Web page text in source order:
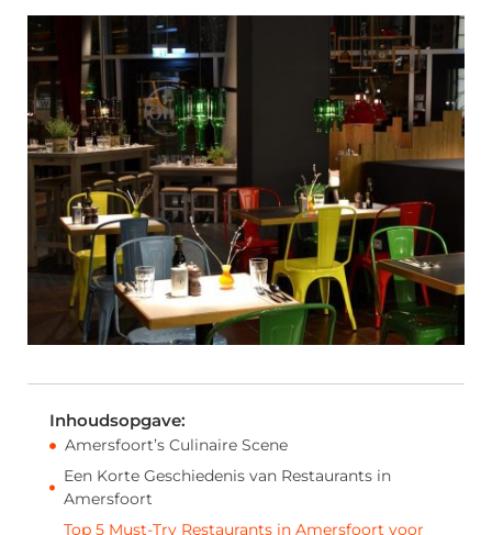
Inhoudsopgave:
Amersfoort’s Culinaire Scene
Een Korte Geschiedenis van Restaurants in
Amersfoort
Top 5 Must-Try Restaurants in Amersfoort voor